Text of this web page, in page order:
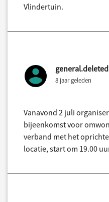
Vlindertuin.
8 jaar geleden
Vanavond 2 juli
bijeenkomst voor
verband met het
locatie, start om 19.00